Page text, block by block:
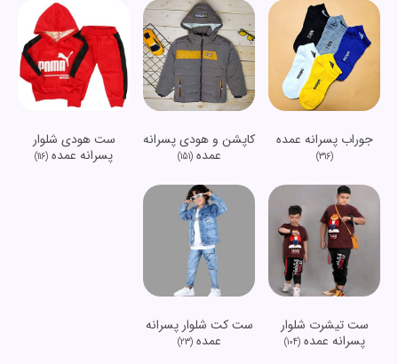
جوراب پسرانه عمده
(316)
کاپشن و هودی پسرانه
عمده(151)
ست هودی شلوار
پسرانه عمده (116)
ست تیشرت شلوار
پسرانه عمده(104)
ست کت شلوار پسرانه
عمده(23)